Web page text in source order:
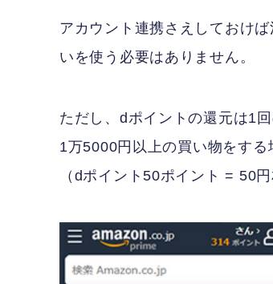
アカウント連携さえしておけ
いを使う必要はありません。
ただし、dポイントの還元は1
1万5000円以上の買い物をす
（dポイント50ポイント = 50